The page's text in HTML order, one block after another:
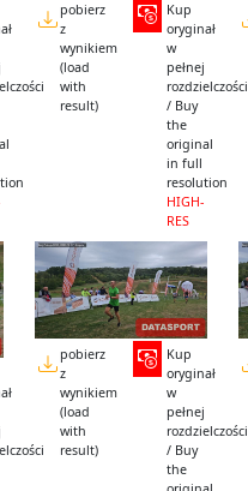
pobierz
z
wynikiem
(load
with
result)
Kup
oryginał
w
pełnej
rozdzielczości
/ Buy
the
original
in full
resolution
HIGH-
RES
pobierz
z
wynikiem
(load
with
result)
Kup
oryginał
w
pełnej
rozdzielczości
/ Buy
the